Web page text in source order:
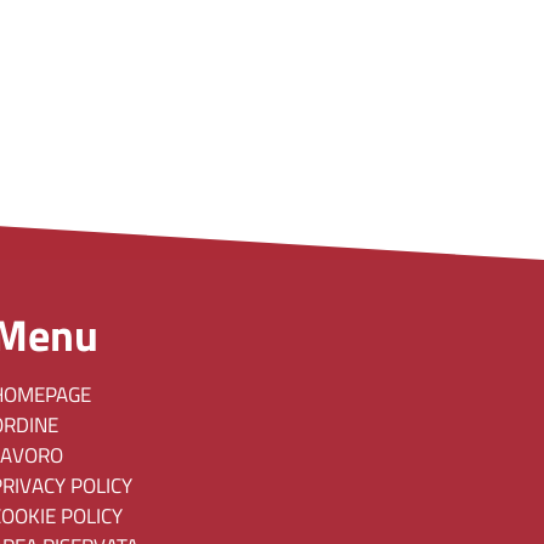
POLICY
POLICY